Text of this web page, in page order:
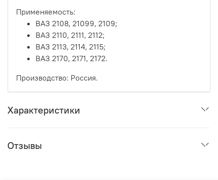
Применяемость:
ВАЗ 2108, 21099, 2109;
ВАЗ 2110, 2111, 2112;
ВАЗ 2113, 2114, 2115;
ВАЗ 2170, 2171, 2172.
Производство: Россия.
Характеристики
Отзывы